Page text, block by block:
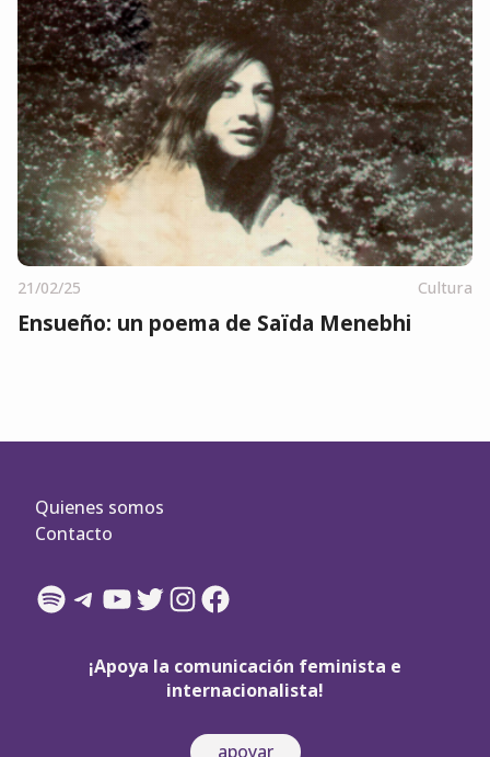
21/02/25 Cultura
Ensueño: un poema de Saïda Menebhi
Quienes somos
Contacto
Spotify
Telegram
YouTube
Twitter
Instagram
Facebook
¡Apoya la comunicación feminista e
internacionalista!
apoyar